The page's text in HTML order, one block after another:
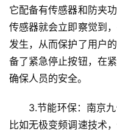
它配备有传感器和防夹
传感器就会立即察觉到
发生，从而保护了用户
备了紧急停止按钮，在
确保人员的安全。
3.节能环保：南京
比如无极变频调速技术